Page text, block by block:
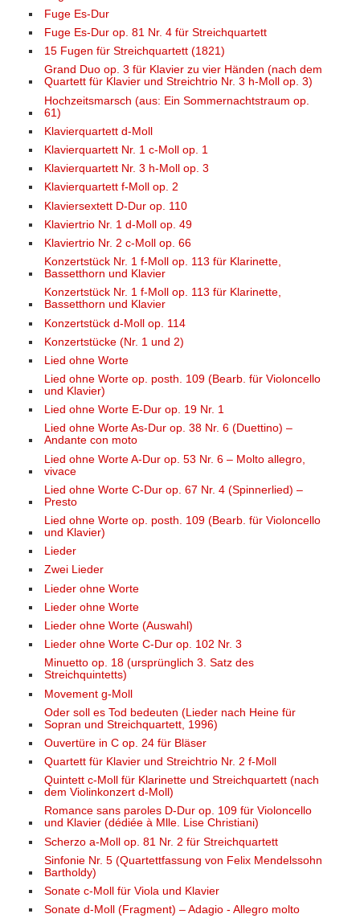
Fuge Es-Dur
Fuge Es-Dur op. 81 Nr. 4 für Streichquartett
15 Fugen für Streichquartett (1821)
Grand Duo op. 3 für Klavier zu vier Händen (nach dem
Quartett für Klavier und Streichtrio Nr. 3 h-Moll op. 3)
Hochzeitsmarsch (aus: Ein Sommernachtstraum op.
61)
Klavierquartett d-Moll
Klavierquartett Nr. 1 c-Moll op. 1
Klavierquartett Nr. 3 h-Moll op. 3
Klavierquartett f-Moll op. 2
Klaviersextett D-Dur op. 110
Klaviertrio Nr. 1 d-Moll op. 49
Klaviertrio Nr. 2 c-Moll op. 66
Konzertstück Nr. 1 f-Moll op. 113 für Klarinette,
Bassetthorn und Klavier
Konzertstück Nr. 1 f-Moll op. 113 für Klarinette,
Bassetthorn und Klavier
Konzertstück d-Moll op. 114
Konzertstücke (Nr. 1 und 2)
Lied ohne Worte
Lied ohne Worte op. posth. 109 (Bearb. für Violoncello
und Klavier)
Lied ohne Worte E-Dur op. 19 Nr. 1
Lied ohne Worte As-Dur op. 38 Nr. 6 (Duettino) –
Andante con moto
Lied ohne Worte A-Dur op. 53 Nr. 6 – Molto allegro,
vivace
Lied ohne Worte C-Dur op. 67 Nr. 4 (Spinnerlied) –
Presto
Lied ohne Worte op. posth. 109 (Bearb. für Violoncello
und Klavier)
Lieder
Zwei Lieder
Lieder ohne Worte
Lieder ohne Worte
Lieder ohne Worte (Auswahl)
Lieder ohne Worte C-Dur op. 102 Nr. 3
Minuetto op. 18 (ursprünglich 3. Satz des
Streichquintetts)
Movement g-Moll
Oder soll es Tod bedeuten (Lieder nach Heine für
Sopran und Streichquartett, 1996)
Ouvertüre in C op. 24 für Bläser
Quartett für Klavier und Streichtrio Nr. 2 f-Moll
Quintett c-Moll für Klarinette und Streichquartett (nach
dem Violinkonzert d-Moll)
Romance sans paroles D-Dur op. 109 für Violoncello
und Klavier (dédiée à Mlle. Lise Christiani)
Scherzo a-Moll op. 81 Nr. 2 für Streichquartett
Sinfonie Nr. 5 (Quartettfassung von Felix Mendelssohn
Bartholdy)
Sonate c-Moll für Viola und Klavier
Sonate d-Moll (Fragment) – Adagio - Allegro molto